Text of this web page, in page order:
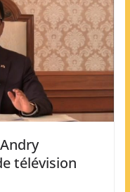
télévision